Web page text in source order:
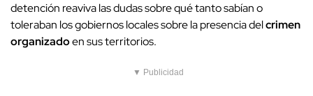
detención reaviva las dudas sobre qué tanto sabían o
toleraban los gobiernos locales sobre la presencia delcrimen
organizadoen sus territorios.
▼ Publicidad